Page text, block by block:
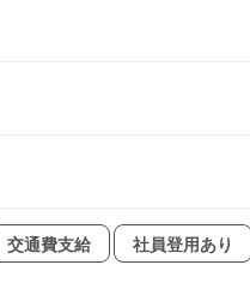
交通費支給
社員登用あり